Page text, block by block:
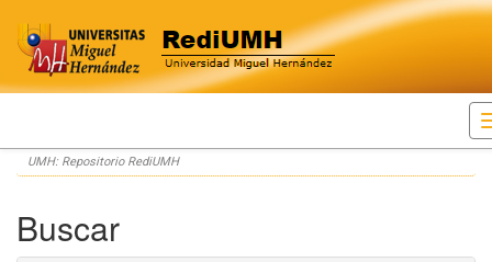
Skip
navigation
UMH: Repositorio RediUMH
Buscar